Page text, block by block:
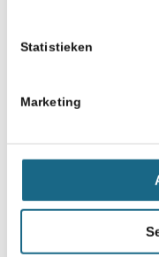
Statistieken
Marketing